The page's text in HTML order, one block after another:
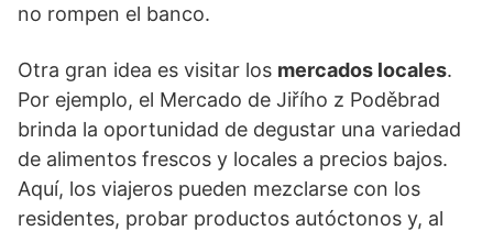
no rompen el banco.
Otra gran idea es visitar los mercados locales.
Por ejemplo, el Mercado de Jiřího z Poděbrad
brinda la oportunidad de degustar una variedad
de alimentos frescos y locales a precios bajos.
Aquí, los viajeros pueden mezclarse con los
residentes, probar productos autóctonos y, al